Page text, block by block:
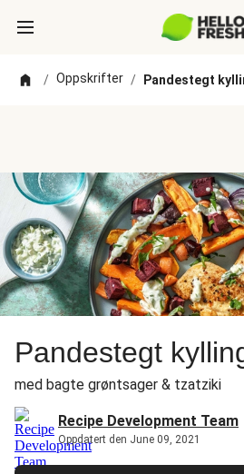
/ Oppskrifter / Pandestegt
Pandestegt
med bagte grøntsager & tzatziki
Recipe Development Team
Oppdatert den June 09, 2021